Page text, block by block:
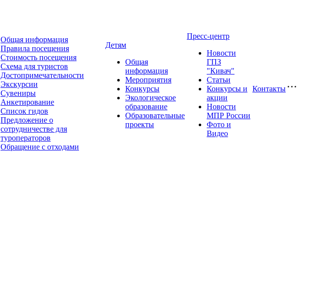
Общая информация
Правила посещения
Стоимость посещения
Схема для туристов
Достопримечательности
Экскурсии
Сувениры
Анкетирование
Список гидов
Предложение о
сотрудничестве для
туроператоров
Обращение с отходами
Детям
Общая
информация
Мероприятия
Конкурсы
Экологическое
образование
Образовательные
проекты
Пресс-центр
Новости
ГПЗ
"Кивач"
Статьи
Конкурсы и
акции
Новости
МПР России
Фото и
Видео
Контакты